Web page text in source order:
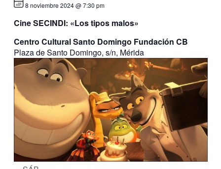
Cine SECINDI: «Los tipos malos»
8 noviembre 2024 @ 7:30 pm
Centro Cultural Santo Domingo Fundación CB
Plaza de Santo Domingo, s/n, Mérida